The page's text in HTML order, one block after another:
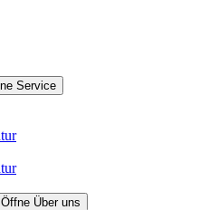
Service
Öffne Über uns